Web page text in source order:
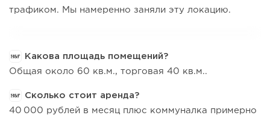
трафиком. Мы намеренно заняли эту локацию.
Какова площадь помещений?
Общая около 60 кв.м., торговая 40 кв.м..
Сколько стоит аренда?
40 000 рублей в месяц плюс коммуналка примерно